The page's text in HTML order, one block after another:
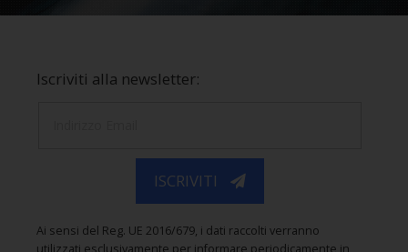
Iscriviti alla newsletter:
ISCRIVITI
Ai sensi del Reg. UE 2016/679, i dati raccolti verranno